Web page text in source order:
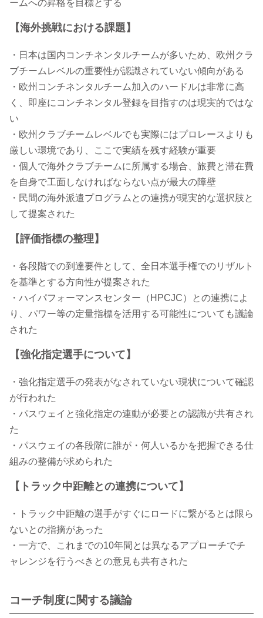
ームへの昇格を目標とする
【海外挑戦における課題】
・日本は国内コンチネンタルチームが多いため、欧州クラ
ブチームレベルの重要性が認識されていない傾向がある
・欧州コンチネンタルチーム加入のハードルは非常に高
く、即座にコンチネンタル登録を目指すのは現実的ではな
い
・欧州クラブチームレベルでも実際にはプロレースよりも
厳しい環境であり、ここで実績を残す経験が重要
・個人で海外クラブチームに所属する場合、旅費と滞在費
を自身で工面しなければならない点が最大の障壁
・民間の海外派遣プログラムとの連携が現実的な選択肢と
して提案された
【評価指標の整理】
・各段階での到達要件として、全日本選手権でのリザルト
を基準とする方向性が提案された
・ハイパフォーマンスセンター（HPCJC）との連携によ
り、パワー等の定量指標を活用する可能性についても議論
された
【強化指定選手について】
・強化指定選手の発表がなされていない現状について確認
が行われた
・パスウェイと強化指定の連動が必要との認識が共有され
た
・パスウェイの各段階に誰が・何人いるかを把握できる仕
組みの整備が求められた
【トラック中距離との連携について】
・トラック中距離の選手がすぐにロードに繋がるとは限ら
ないとの指摘があった
・一方で、これまでの10年間とは異なるアプローチでチ
ャレンジを行うべきとの意見も共有された
コーチ制度に関する議論